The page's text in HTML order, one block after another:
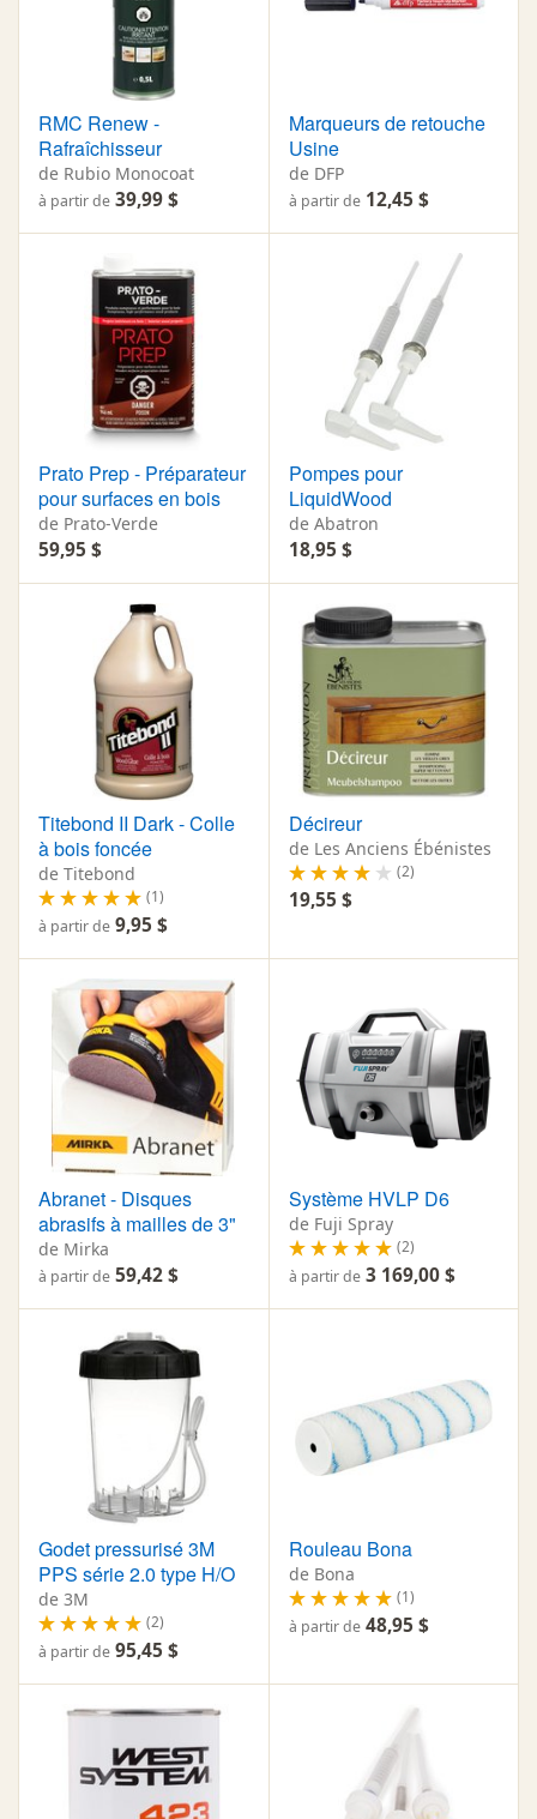
RMC Renew -
Rafraîchisseur
de Rubio Monocoat
à partir de 39,99 $
Marqueurs de retouche
Usine
de DFP
à partir de 12,45 $
Prato Prep - Préparateur
pour surfaces en bois
de Prato-Verde
59,95 $
Pompes pour
LiquidWood
de Abatron
18,95 $
Titebond II Dark - Colle
à bois foncée
de Titebond
(1)
à partir de 9,95 $
Décireur
de Les Anciens Ébénistes
(2)
19,55 $
Abranet - Disques
abrasifs à mailles de 3"
de Mirka
à partir de 59,42 $
Système HVLP D6
de Fuji Spray
(2)
à partir de 3 169,00 $
Godet pressurisé 3M
PPS série 2.0 type H/O
de 3M
(2)
à partir de 95,45 $
Rouleau Bona
de Bona
(1)
à partir de 48,95 $